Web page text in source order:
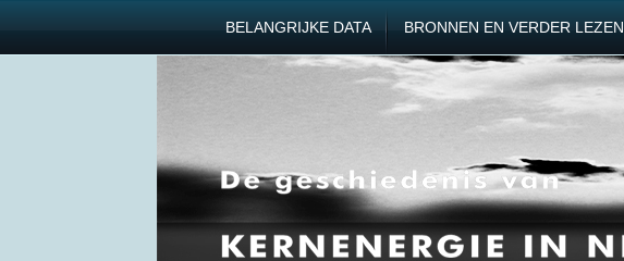
BELANGRIJKE DATA BRONNEN EN VERDER LEZEN